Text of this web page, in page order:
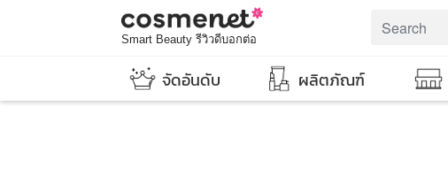
Smart Beauty รีวิวดีบอกต่อ
จัดอันดับ ผลิตภัณฑ์